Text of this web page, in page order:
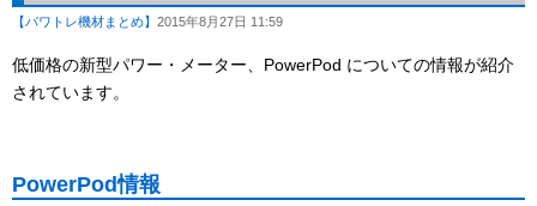
【パワトレ機材まとめ】 2015年8月27日 11:59
低価格の新型パワー・メーター、PowerPod についての情報が紹介
されています。
PowerPod情報